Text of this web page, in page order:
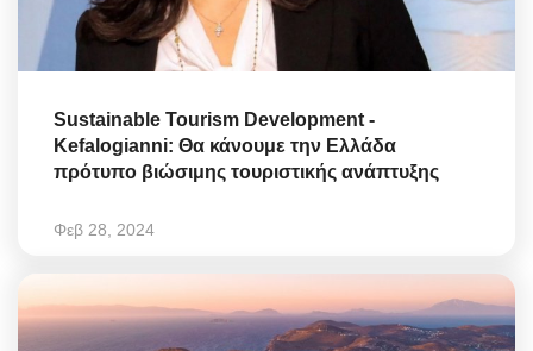
Sustainable Tourism Development -
Kefalogianni: Θα κάνουμε την Ελλάδα
πρότυπο βιώσιμης τουριστικής ανάπτυξης
Φεβ 28, 2024